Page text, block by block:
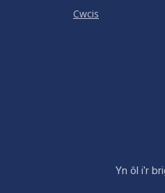
Cwcis
Yn ôl i'r